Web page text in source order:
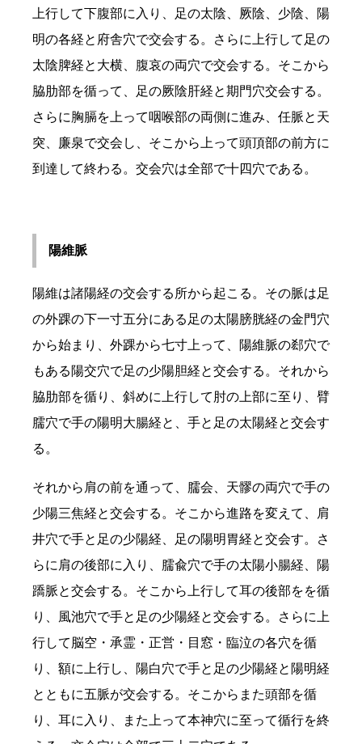
上行して下腹部に入り、足の太陰、厥陰、少陰、陽
明の各経と府舎穴で交会する。さらに上行して足の
太陰脾経と大横、腹哀の両穴で交会する。そこから
脇肋部を循って、足の厥陰肝経と期門穴交会する。
さらに胸膈を上って咽喉部の両側に進み、任脈と天
突、廉泉で交会し、そこから上って頭頂部の前方に
到達して終わる。交会穴は全部で十四穴である。
陽維脈
陽維は諸陽経の交会する所から起こる。その脈は足
の外踝の下一寸五分にある足の太陽膀胱経の金門穴
から始まり、外踝から七寸上って、陽維脈の郄穴で
もある陽交穴で足の少陽胆経と交会する。それから
脇肋部を循り、斜めに上行して肘の上部に至り、臂
臑穴で手の陽明大腸経と、手と足の太陽経と交会す
る。
それから肩の前を通って、臑会、天髎の両穴で手の
少陽三焦経と交会する。そこから進路を変えて、肩
井穴で手と足の少陽経、足の陽明胃経と交会す。さ
らに肩の後部に入り、臑兪穴で手の太陽小腸経、陽
蹻脈と交会する。そこから上行して耳の後部をを循
り、風池穴で手と足の少陽経と交会する。さらに上
行して脳空・承霊・正営・目窓・臨泣の各穴を循
り、額に上行し、陽白穴で手と足の少陽経と陽明経
とともに五脈が交会する。そこからまた頭部を循
り、耳に入り、また上って本神穴に至って循行を終